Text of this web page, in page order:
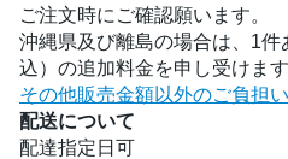
ご注文時にご確認願います。
沖縄県及び離島の場合は、1
込）の追加料金を申し受けます
その他販売金額以外のご負担
配送について
配達指定日可